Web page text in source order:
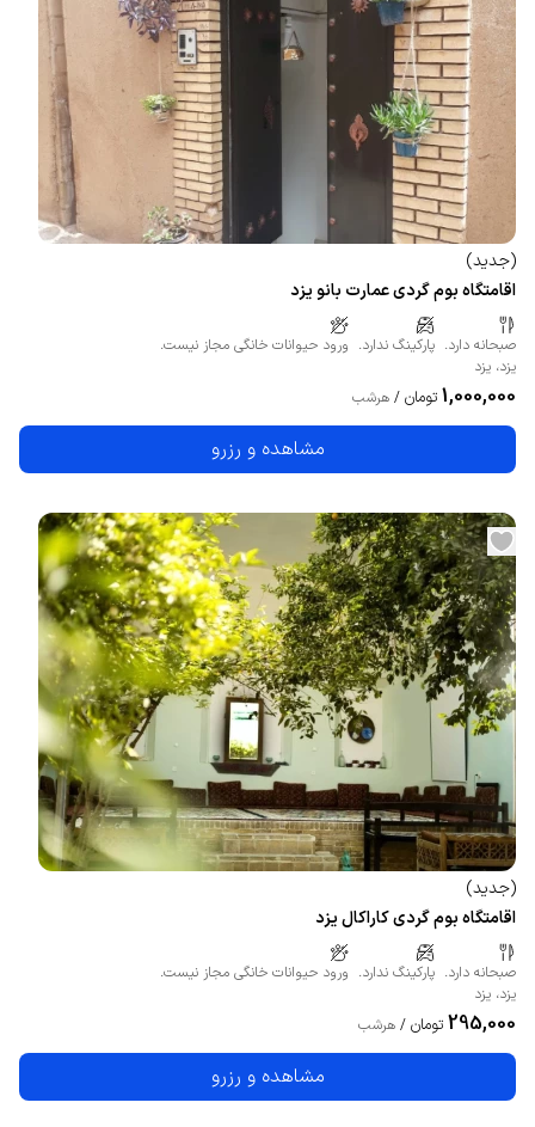
(جدید)
اقامتگاه بوم گردی عمارت بانو یزد
صبحانه دارد. پارکینگ ندارد. ورود حیوانات خانگی مجاز نیست.
یزد، یزد
1,000,000 تومان / هرشب
مشاهده و رزرو
(جدید)
اقامتگاه بوم گردی کاراکال یزد
صبحانه دارد. پارکینگ ندارد. ورود حیوانات خانگی مجاز نیست.
یزد، یزد
295,000 تومان / هرشب
مشاهده و رزرو